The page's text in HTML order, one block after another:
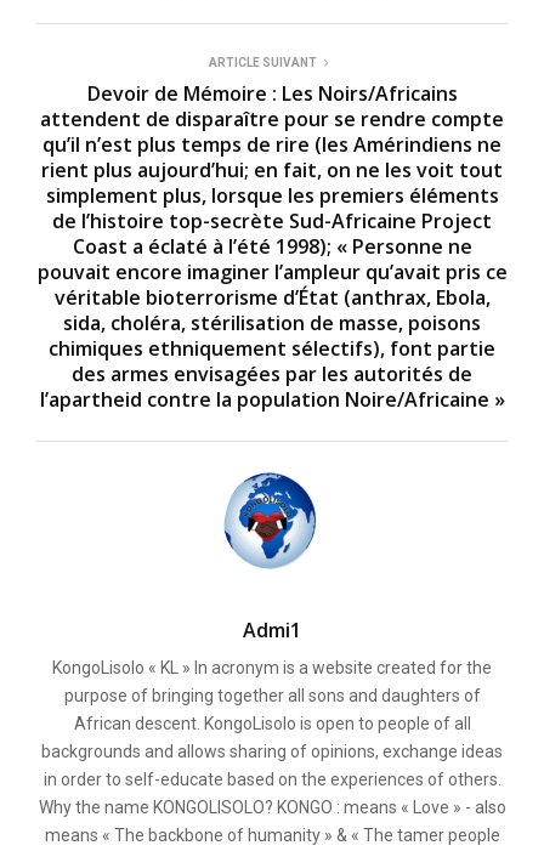
ARTICLE SUIVANT
Devoir de Mémoire : Les Noirs/Africains
attendent de disparaître pour se rendre compte
qu’il n’est plus temps de rire (les Amérindiens ne
rient plus aujourd’hui; en fait, on ne les voit tout
simplement plus, lorsque les premiers éléments
de l’histoire top-secrète Sud-Africaine Project
Coast a éclaté à l’été 1998); « Personne ne
pouvait encore imaginer l’ampleur qu’avait pris ce
véritable bioterrorisme d’État (anthrax, Ebola,
sida, choléra, stérilisation de masse, poisons
chimiques ethniquement sélectifs), font partie
des armes envisagées par les autorités de
l’apartheid contre la population Noire/Africaine »
Admi1
KongoLisolo « KL » In acronym is a website created for the
purpose of bringing together all sons and daughters of
African descent. KongoLisolo is open to people of all
backgrounds and allows sharing of opinions, exchange ideas
in order to self-educate based on the experiences of others.
Why the name KONGOLISOLO? KONGO : means « Love » - also
means « The backbone of humanity » & « The tamer people